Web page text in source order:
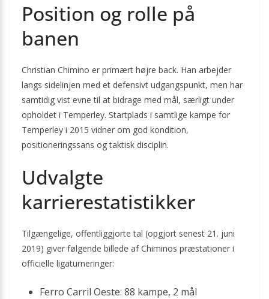
Position og rolle på
banen
Christian Chimino er primært højre back. Han arbejder
langs sidelinjen med et defensivt udgangspunkt, men har
samtidig vist evne til at bidrage med mål, særligt under
opholdet i Temperley. Startplads i samtlige kampe for
Temperley i 2015 vidner om god kondition,
positioneringssans og taktisk disciplin.
Udvalgte
karrierestatistikker
Tilgængelige, offentliggjorte tal (opgjort senest 21. juni
2019) giver følgende billede af Chiminos præstationer i
officielle ligaturneringer:
Ferro Carril Oeste: 88 kampe, 2 mål